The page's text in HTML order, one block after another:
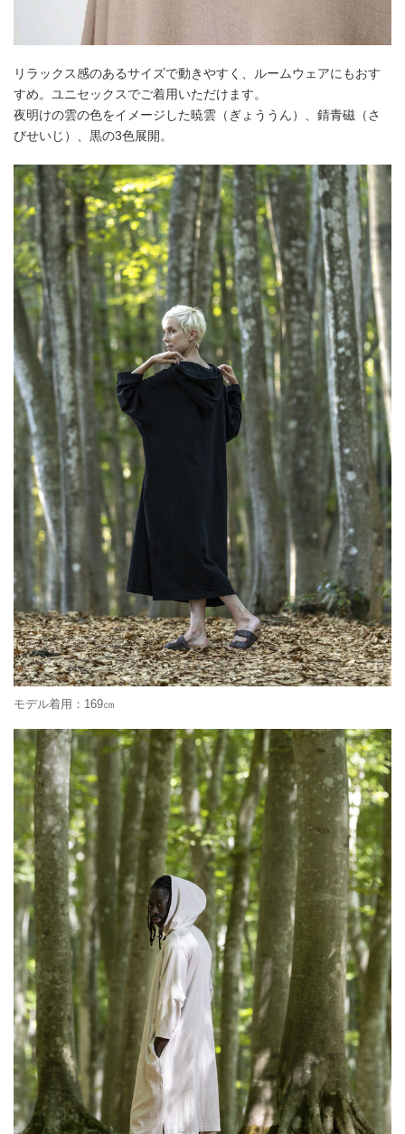
リラックス感のあるサイズで動きやすく、ルームウェアにもおす
すめ。ユニセックスでご着用いただけます。
夜明けの雲の色をイメージした暁雲（ぎょううん）、錆青磁（さ
びせいじ）、黒の3色展開。
モデル着用：169㎝